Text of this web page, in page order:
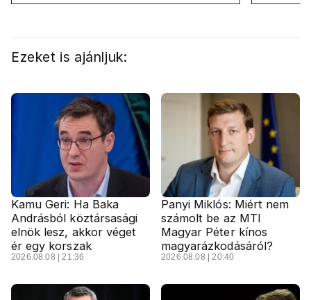
Ezeket is ajánljuk:
Kamu Geri: Ha Baka
Andrásból köztársasági
elnök lesz, akkor véget
ér egy korszak
2026.08.08 | 21:36
Panyi Miklós: Miért nem
számolt be az MTI
Magyar Péter kínos
magyarázkodásáról?
2026.08.08 | 20:40